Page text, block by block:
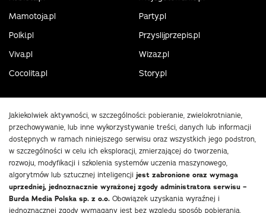
Mamotoja.pl
Party.pl
Polki.pl
Przyslijprzepis.pl
Viva.pl
Wizaz.pl
Cocolita.pl
Story.pl
Jakiekolwiek aktywności, w szczególności: pobieranie, zwielokrotnianie,
przechowywanie, lub inne wykorzystywanie treści, danych lub informacji
dostępnych w ramach niniejszego serwisu oraz wszystkich jego podstron,
w szczególności w celu ich eksploracji, zmierzającej do tworzenia,
rozwoju, modyfikacji i szkolenia systemów uczenia maszynowego,
algorytmów lub sztucznej inteligencji jest zabronione oraz wymaga
uprzedniej, jednoznacznie wyrażonej zgody administratora serwisu –
Burda Media Polska sp. z o.o. Obowiązek uzyskania wyraźnej i
jednoznacznej zgody wymagany jest bez względu sposób pobierania,